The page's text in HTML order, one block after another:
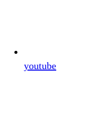
youtube